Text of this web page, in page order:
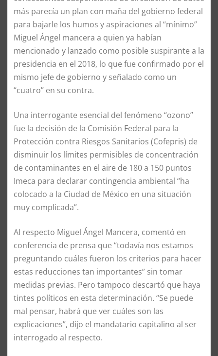
más parecía un plan con maña del gobierno federal
para bajarle los humos y aspiraciones al “mínimo”
Miguel Ángel mancera a quien ya habían
mencionado y lanzado como posible suspirante a la
presidencia en el 2018, lo que fue confirmado por el
mismo jefe de gobierno y señalado como un
“cuatro” en su contra.
Una interrogante esencial del fenómeno “ozono”
fue la decisión de la Comisión Federal para la
Protección contra Riesgos Sanitarios (Cofepris) de
disminuir los límites permisibles de concentración
de contaminantes en el aire de 180 a 150 puntos
Imeca para declarar contingencia ambiental “ha
colocado a la Ciudad de México en una situación
muy complicada”.
Al respecto Miguel Ángel Mancera, comentó en
conferencia de prensa que “todavía nos estamos
preguntando cuáles fueron los criterios para hacer
estas reducciones tan importantes” sin tomar
medidas previas. Pero tampoco descartó que haya
tintes políticos en esta determinación. “Se puede
mal pensar, habrá que ver cuáles son las
explicaciones”, dijo el mandatario capitalino al ser
interrogado al respecto.